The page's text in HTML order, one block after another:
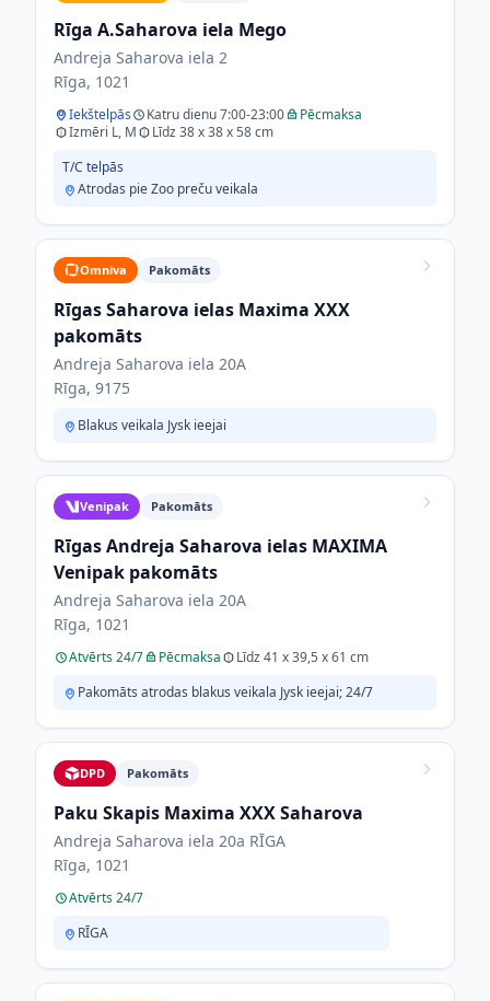
Rīga A.Saharova iela Mego
Andreja Saharova iela 2
Rīga, 1021
Iekštelpās Katru dienu 7:00-23:00
Pēcmaksa
Izmēri L, M
Līdz 38 x 38 x 58 cm
T/C telpās
Atrodas pie Zoo preču veikala
Omniva Pakomāts
Rīgas Saharova ielas Maxima XXX
pakomāts
Andreja Saharova iela 20A
Rīga, 9175
Blakus veikala Jysk ieejai
Venipak Pakomāts
Rīgas Andreja Saharova ielas MAXIMA
Venipak pakomāts
Andreja Saharova iela 20A
Rīga, 1021
Atvērts 24/7 Pēcmaksa
Līdz 41 x 39,5 x 61 cm
Pakomāts atrodas blakus veikala Jysk ieejai; 24/7
DPD Pakomāts
Paku Skapis Maxima XXX Saharova
Andreja Saharova iela 20a RĪGA
Rīga, 1021
Atvērts 24/7
RĪGA